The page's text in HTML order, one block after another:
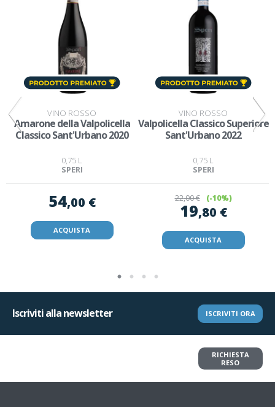
VINO ROSSO
Amarone della Valpolicella
Classico Sant'Urbano 2020
0,75 L
SPERI
54,00 €
ACQUISTA
VINO ROSSO
Valpolicella Classico Superiore
Sant'Urbano 2022
0,75 L
SPERI
22,00 € (-10%)
19,80 €
ACQUISTA
Iscriviti alla newsletter ISCRIVITI ORA
RICHIESTA
RESO